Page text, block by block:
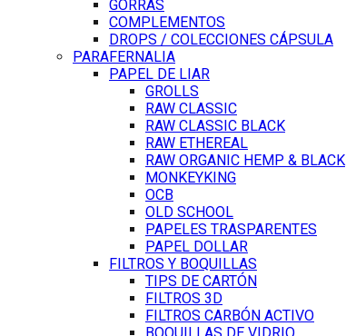
GORRAS
COMPLEMENTOS
DROPS / COLECCIONES CÁPSULA
PARAFERNALIA
PAPEL DE LIAR
GROLLS
RAW CLASSIC
RAW CLASSIC BLACK
RAW ETHEREAL
RAW ORGANIC HEMP & BLACK
MONKEYKING
OCB
OLD SCHOOL
PAPELES TRASPARENTES
PAPEL DOLLAR
FILTROS Y BOQUILLAS
TIPS DE CARTÓN
FILTROS 3D
FILTROS CARBÓN ACTIVO